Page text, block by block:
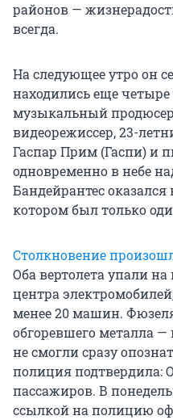
районов —
всегда.
На следующее утро он
находились еще
музыкальный
видеорежиссер, 23-
Гаспар Прим (Гаспи) и
одновременно в небе
Бандейрантес оказался
котором был только
Столкновение
Оба вертолета упали
центра
менее 20 машин.
обгоревшего металла —
не смогли сразу
полиция подтвердила:
пассажиров. В
ссылкой на полицию